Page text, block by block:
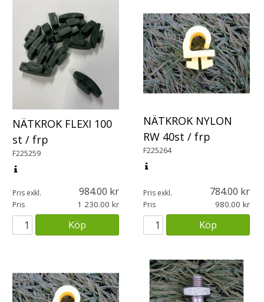
NÄTKROK FLEXI 100
st / frp
F225259
Pris exkl. 984.00
Pris 1 230.00
Köp
NÄTKROK NYLON
RW 40st / frp
F225264
Pris exkl. 784.00
Pris 980.00
Köp